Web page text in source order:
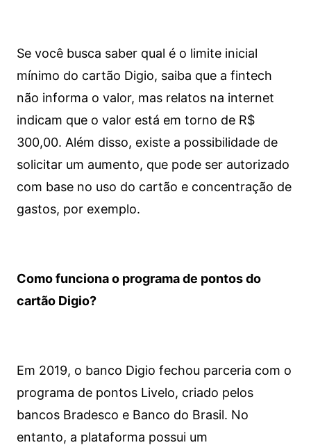
Se você busca saber qual é o limite inicial
mínimo do cartão Digio, saiba que a fintech
não informa o valor, mas relatos na internet
indicam que o valor está em torno de R$
300,00. Além disso, existe a possibilidade de
solicitar um aumento, que pode ser autorizado
com base no uso do cartão e concentração de
gastos, por exemplo.
Como funciona o programa de pontos do
cartão Digio?
Em 2019, o banco Digio fechou parceria com o
programa de pontos Livelo, criado pelos
bancos Bradesco e Banco do Brasil. No
entanto, a plataforma possui um